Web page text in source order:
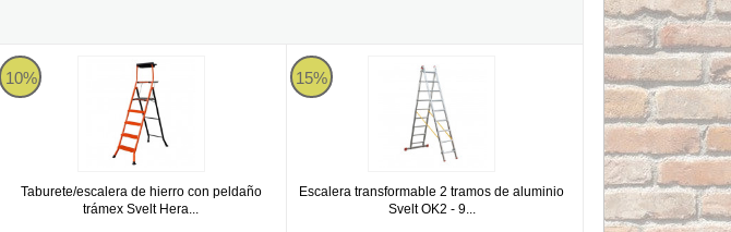
10%
Taburete/escalera de hierro con peldaño
trámex Svelt Hera...
Taburete/escalera de hierro con peldaño trámex Svelt Hera - 3 peldaños
15%
Escalera transformable 2 tramos de aluminio
Svelt OK2 - 9...
Escalera transformable 2 tramos de aluminio Svelt OK2 - 9